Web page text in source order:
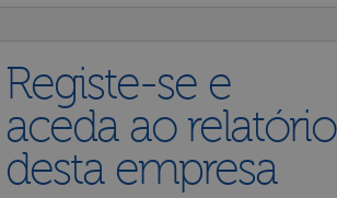
Registe-se e
aceda ao relatório
desta empresa